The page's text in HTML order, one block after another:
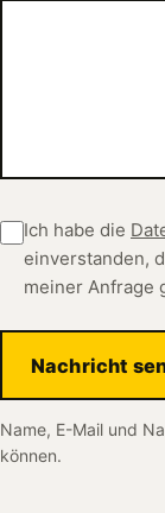
Ich habe die
einverstanden,
meiner Anfrage
Nachricht
Name, E-Mail und
können.